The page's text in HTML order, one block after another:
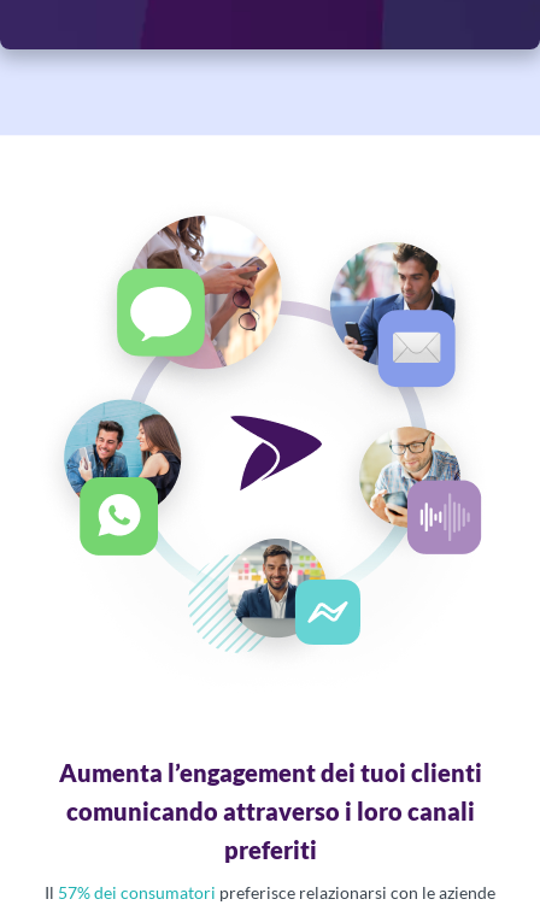
Aumenta l’engagement dei tuoi clienti
comunicando attraverso i loro canali
preferiti
Il 57% dei consumatori preferisce relazionarsi con le aziende